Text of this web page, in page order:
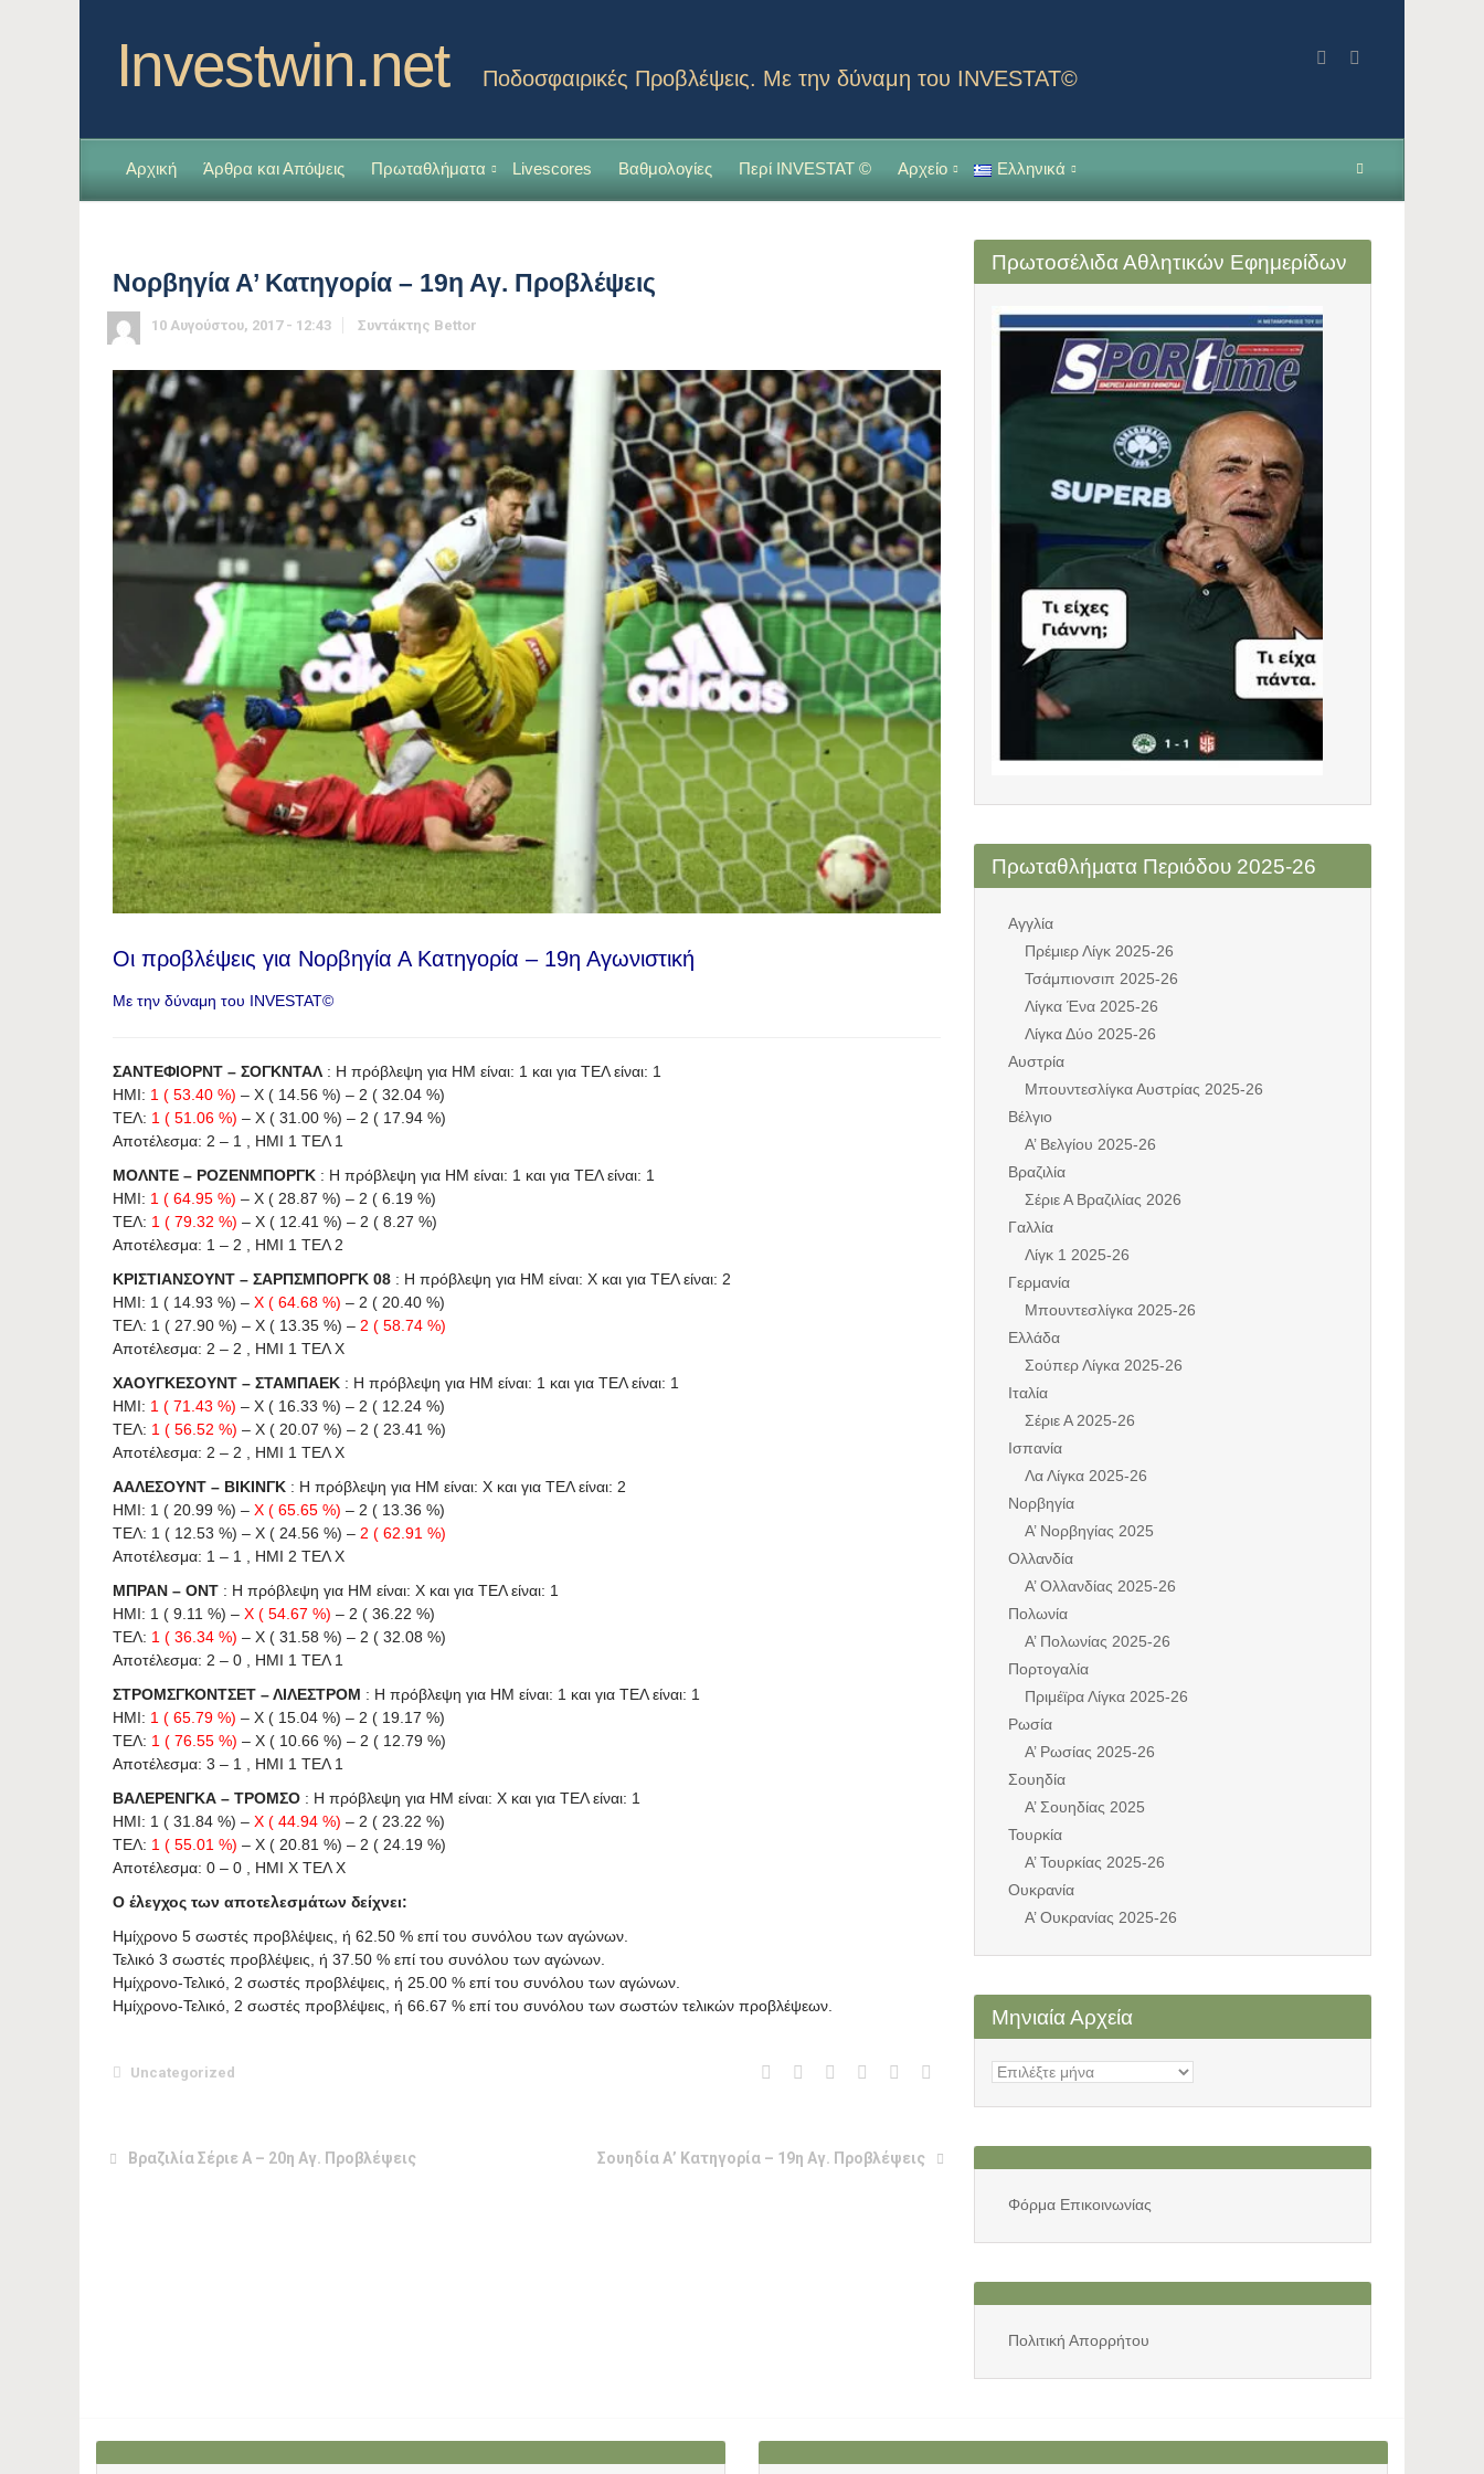
Investwin.net Ποδοσφαιρικές Προβλέψεις. Με την δύναμη του INVESTAT©
Αρχική Άρθρα και Απόψεις Πρωταθλήματα Livescores Βαθμολογίες Περί INVESTAT © Αρχείο Ελληνικά
Νορβηγία Α’ Κατηγορία – 19η Αγ. Προβλέψεις
10 Αυγούστου, 2017 - 12:43 Συντάκτης Bettor
Οι προβλέψεις για Νορβηγία Α Κατηγορία – 19η Αγωνιστική
Με την δύναμη του INVESTAT©
ΣΑΝΤΕΦΙΟΡΝΤ – ΣΟΓΚΝΤΑΛ : Η πρόβλεψη για HΜ είναι: 1 και για ΤΕΛ είναι: 1
ΗΜΙ: 1 ( 53.40 %) – X ( 14.56 %) – 2 ( 32.04 %)
ΤΕΛ: 1 ( 51.06 %) – X ( 31.00 %) – 2 ( 17.94 %)
Αποτέλεσμα: 2 – 1 , ΗΜΙ 1 ΤΕΛ 1
ΜΟΛΝΤΕ – ΡΟΖΕΝΜΠΟΡΓΚ : Η πρόβλεψη για HΜ είναι: 1 και για ΤΕΛ είναι: 1
ΗΜΙ: 1 ( 64.95 %) – X ( 28.87 %) – 2 ( 6.19 %)
ΤΕΛ: 1 ( 79.32 %) – X ( 12.41 %) – 2 ( 8.27 %)
Αποτέλεσμα: 1 – 2 , ΗΜΙ 1 ΤΕΛ 2
ΚΡΙΣΤΙΑΝΣΟΥΝΤ – ΣΑΡΠΣΜΠΟΡΓΚ 08 : Η πρόβλεψη για HΜ είναι: X και για ΤΕΛ είναι: 2
ΗΜΙ: 1 ( 14.93 %) – X ( 64.68 %) – 2 ( 20.40 %)
ΤΕΛ: 1 ( 27.90 %) – X ( 13.35 %) – 2 ( 58.74 %)
Αποτέλεσμα: 2 – 2 , ΗΜΙ 1 ΤΕΛ X
ΧΑΟΥΓΚΕΣΟΥΝΤ – ΣΤΑΜΠΑΕΚ : Η πρόβλεψη για HΜ είναι: 1 και για ΤΕΛ είναι: 1
ΗΜΙ: 1 ( 71.43 %) – X ( 16.33 %) – 2 ( 12.24 %)
ΤΕΛ: 1 ( 56.52 %) – X ( 20.07 %) – 2 ( 23.41 %)
Αποτέλεσμα: 2 – 2 , ΗΜΙ 1 ΤΕΛ X
ΑΑΛΕΣΟΥΝΤ – ΒΙΚΙΝΓΚ : Η πρόβλεψη για HΜ είναι: X και για ΤΕΛ είναι: 2
ΗΜΙ: 1 ( 20.99 %) – X ( 65.65 %) – 2 ( 13.36 %)
ΤΕΛ: 1 ( 12.53 %) – X ( 24.56 %) – 2 ( 62.91 %)
Αποτέλεσμα: 1 – 1 , ΗΜΙ 2 ΤΕΛ X
ΜΠΡΑΝ – ΟΝΤ : Η πρόβλεψη για HΜ είναι: X και για ΤΕΛ είναι: 1
ΗΜΙ: 1 ( 9.11 %) – X ( 54.67 %) – 2 ( 36.22 %)
ΤΕΛ: 1 ( 36.34 %) – X ( 31.58 %) – 2 ( 32.08 %)
Αποτέλεσμα: 2 – 0 , ΗΜΙ 1 ΤΕΛ 1
ΣΤΡΟΜΣΓΚΟΝΤΣΕΤ – ΛΙΛΕΣΤΡΟΜ : Η πρόβλεψη για HΜ είναι: 1 και για ΤΕΛ είναι: 1
ΗΜΙ: 1 ( 65.79 %) – X ( 15.04 %) – 2 ( 19.17 %)
ΤΕΛ: 1 ( 76.55 %) – X ( 10.66 %) – 2 ( 12.79 %)
Αποτέλεσμα: 3 – 1 , ΗΜΙ 1 ΤΕΛ 1
ΒΑΛΕΡΕΝΓΚΑ – ΤΡΟΜΣΟ : Η πρόβλεψη για HΜ είναι: X και για ΤΕΛ είναι: 1
ΗΜΙ: 1 ( 31.84 %) – X ( 44.94 %) – 2 ( 23.22 %)
ΤΕΛ: 1 ( 55.01 %) – X ( 20.81 %) – 2 ( 24.19 %)
Αποτέλεσμα: 0 – 0 , ΗΜΙ X ΤΕΛ X
Ο έλεγχος των αποτελεσμάτων δείχνει:
Ημίχρονο 5 σωστές προβλέψεις, ή 62.50 % επί του συνόλου των αγώνων.
Τελικό 3 σωστές προβλέψεις, ή 37.50 % επί του συνόλου των αγώνων.
Ημίχρονο-Τελικό, 2 σωστές προβλέψεις, ή 25.00 % επί του συνόλου των αγώνων.
Ημίχρονο-Τελικό, 2 σωστές προβλέψεις, ή 66.67 % επί του συνόλου των σωστών τελικών προβλέψεων.
Uncategorized
Βραζιλία Σέριε Α – 20η Αγ. Προβλέψεις Σουηδία Α’ Κατηγορία – 19η Αγ. Προβλέψεις
Πρωτοσέλιδα Αθλητικών Εφημερίδων
Πρωταθλήματα Περιόδου 2025-26
Αγγλία
Πρέμιερ Λίγκ 2025-26
Τσάμπιονσιπ 2025-26
Λίγκα Ένα 2025-26
Λίγκα Δύο 2025-26
Αυστρία
Μπουντεσλίγκα Αυστρίας 2025-26
Βέλγιο
Α’ Βελγίου 2025-26
Βραζιλία
Σέριε Α Βραζιλίας 2026
Γαλλία
Λίγκ 1 2025-26
Γερμανία
Μπουντεσλίγκα 2025-26
Ελλάδα
Σούπερ Λίγκα 2025-26
Ιταλία
Σέριε Α 2025-26
Ισπανία
Λα Λίγκα 2025-26
Νορβηγία
Α’ Νορβηγίας 2025
Ολλανδία
Α’ Ολλανδίας 2025-26
Πολωνία
Α’ Πολωνίας 2025-26
Πορτογαλία
Πριμέϊρα Λίγκα 2025-26
Ρωσία
Α’ Ρωσίας 2025-26
Σουηδία
Α’ Σουηδίας 2025
Τουρκία
Α’ Τουρκίας 2025-26
Ουκρανία
Α’ Ουκρανίας 2025-26
Μηνιαία Αρχεία
Μηνιαία
Φόρμα Επικοινωνίας
Πολιτική Απορρήτου